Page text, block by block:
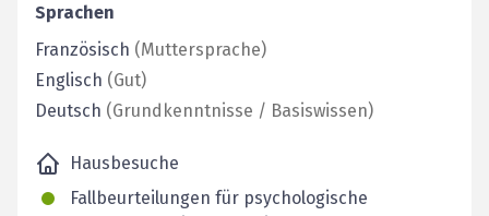
Sprachen
Französisch (Muttersprache)
Englisch (Gut)
Deutsch (Grundkenntnisse / Basiswissen)
Hausbesuche
Fallbeurteilungen für psychologische